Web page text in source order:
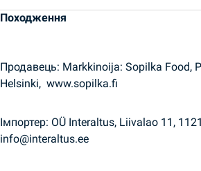
Походження
Продавець: Markkinoija: Sopilka Food,
Helsinki, www.sopilka.fi
Імпортер: OÜ Interaltus, Liivalao 11,
info@interaltus.ee